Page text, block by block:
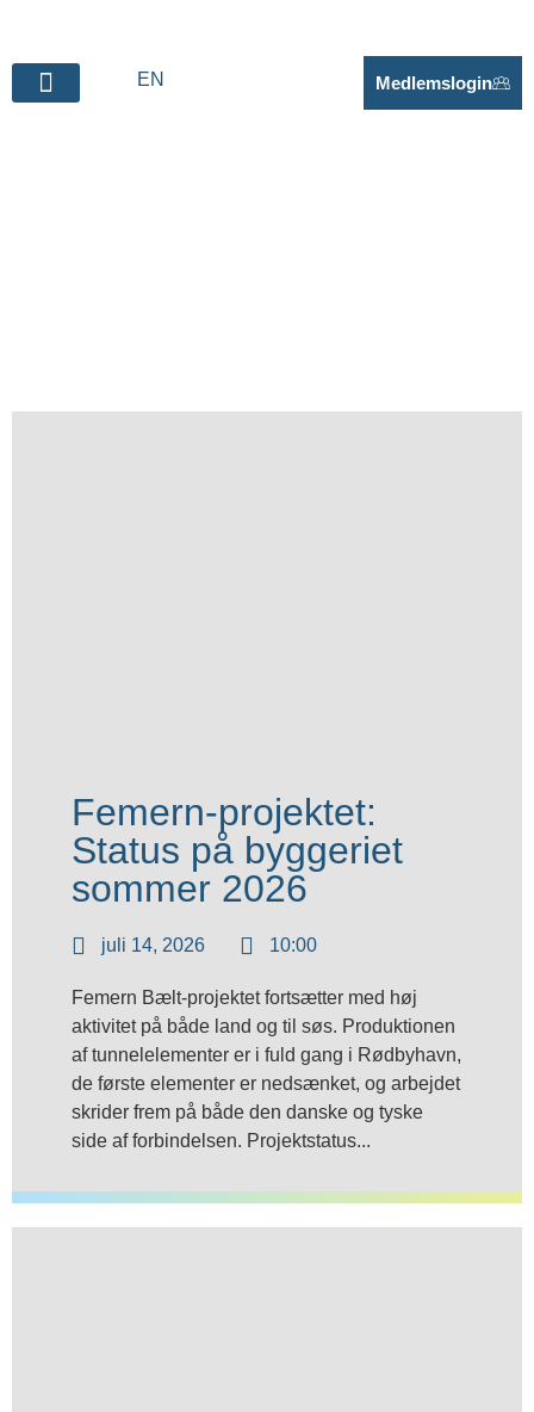
EN Medlemslogin
Femern-projektet:
Status på byggeriet
sommer 2026
juli 14, 2026 10:00
Femern Bælt-projektet fortsætter med høj
aktivitet på både land og til søs. Produktionen
af tunnelelementer er i fuld gang i Rødbyhavn,
de første elementer er nedsænket, og arbejdet
skrider frem på både den danske og tyske
side af forbindelsen. Projektstatus...